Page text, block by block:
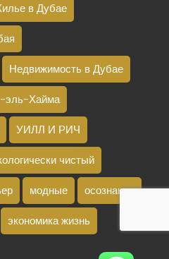
в Дубае
Недвижимость в Дубае
эль-Хайма
УИЛЛ И РИЧ
чистый
модные осознание
экономика жизнь